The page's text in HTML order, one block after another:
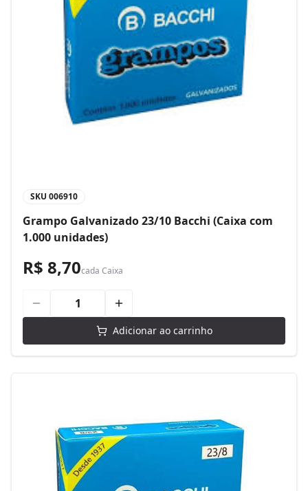
SKU 006910
Grampo Galvanizado 23/10 Bacchi (Caixa com
1.000 unidades)
R$ 8,70cada Caixa
Adicionar ao carrinho